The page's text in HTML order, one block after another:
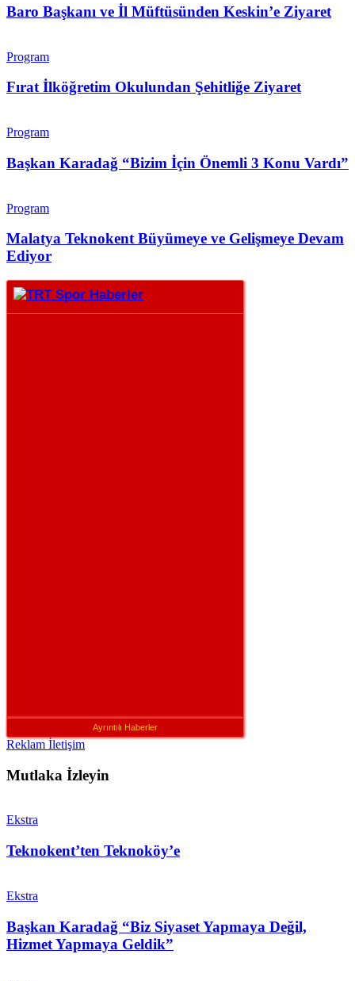
Baro Başkanı ve İl Müftüsünden Keskin’e Ziyaret
Program
Fırat İlköğretim Okulundan Şehitliğe Ziyaret
Program
Başkan Karadağ “Bizim İçin Önemli 3 Konu Vardı”
Program
Malatya Teknokent Büyümeye ve Gelişmeye Devam
Ediyor
Ayrıntılı Haberler
Reklam İletişim
Mutlaka İzleyin
Ekstra
Teknokent’ten Teknoköy’e
Ekstra
Başkan Karadağ “Biz Siyaset Yapmaya Değil,
Hizmet Yapmaya Geldik”